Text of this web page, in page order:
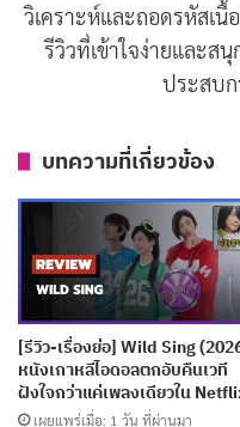
การนำเสนอสิ่งเดิมๆ ที่เร
ภาพยนตร์ที่นำแสดงโดย
เรื่องราวนี้ซ้ำซากและน่า
บทความที่เกี่ยวข้อง
[รีวิว-เรื่อ
มืดที่เริ่มห
เผยแพร่
[รีวิว-เรื่อ
การฟาสต์
วิเคราะห์และถอดรหัสเ
รีวิวที่เข้าใจง่ายและส
ประสบ
บทความที่เกี่ยวข้อง
[รีวิว-เรื่องย่อ] Wild Sing
หนังเกาหลีไอดอลตกอับคืนเวที
ฝังใจกว่าแค่เพลงเดียวใน
เผยแพร่เมื่อ: 1 วัน ที่ผ่านมา